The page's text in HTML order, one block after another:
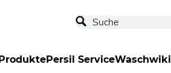
ProduktePersil ServiceWaschwiki